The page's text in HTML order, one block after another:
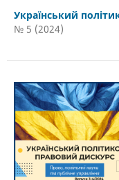
Український
№ 5 (2024)